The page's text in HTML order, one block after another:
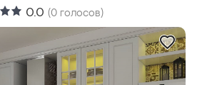
0.0 (0 голосов)